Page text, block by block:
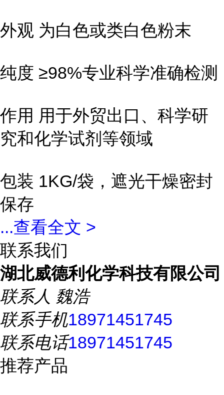
外观 为白色或类白色粉末
纯度 ≥98%专业科学准确检测
作用 用于外贸出口、科学研
究和化学试剂等领域
包装 1KG/袋，遮光干燥密封
保存
...查看全文 >
联系我们
湖北威德利化学科技有限公司
联系人 魏浩
联系手机18971451745
联系电话18971451745
推荐产品